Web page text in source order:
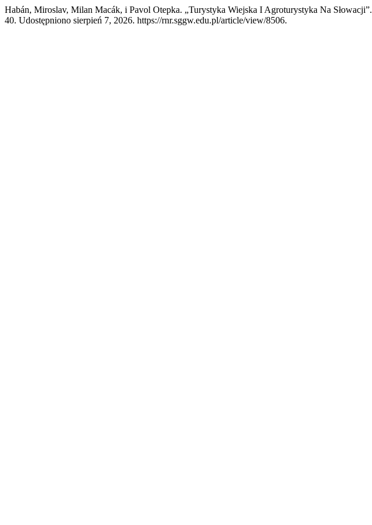
Habán, Miroslav, Milan Macák, i Pavol Otepka. „Turystyka Wiejska I Agroturystyka Na Słowacji”.
40. Udostępniono sierpień 7, 2026. https://rnr.sggw.edu.pl/article/view/8506.